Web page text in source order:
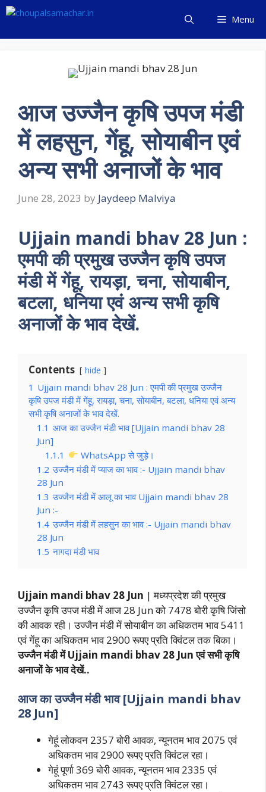
Skip
content
Menu
आज उज्जैन कृषि उपज मंडी
में लहसुन, गेंहू, सोयाबीन एवं
अन्य सभी अनाजों के भाव
June 28, 2023 by Jaydeep Malviya
Ujjain mandi bhav 28 Jun :
एमपी की प्रमुख उज्जैन कृषि उपज
मंडी में गेंहू, रायड़ा, चना, सोयाबीन,
बटला, धनिया एवं अन्य सभी कृषि
अनाजों के भाव देखें.
Contents hide
1 Ujjain mandi bhav 28 Jun : एमपी की प्रमुख उज्जैन
कृषि उपज मंडी में गेंहू, रायड़ा, चना, सोयाबीन, बटला, धनिया एवं अन्य
सभी कृषि अनाजों के भाव देखें.
1.1 आज का उज्जैन मंडी भाव [Ujjain mandi bhav 28
Jun]
1.1.1
WhatsApp से जुड़े।
1.2 उज्जैन मंडी में प्याज का भाव :- Ujjain mandi bhav
28 Jun
1.3 उज्जैन मंडी में आलू का भाव Ujjain mandi bhav 28
Jun :-
1.4 उज्जैन मंडी में लहसुन का भाव :- Ujjain mandi bhav
28 Jun
1.5 नागदा मंडी भाव
Ujjain mandi bhav 28 Jun | मध्यप्रदेश की प्रमुख
उज्जैन कृषि उपज मंडी में आज 28 Jun को 7478 बोरी कृषि जिंसो
की आवक रही। उज्जैन मंडी में सोयाबीन का अधिकतम भाव 5411
एवं गेंहू का अधिकतम भाव 2900 रूपए प्रति क्विंटल तक बिका।
उज्जैन मंडी मेंUjjain mandi bhav 28 Junएवं सभी कृषि
अनाजों के भाव देखें..
आज काउज्जैनमंडी भाव [Ujjain mandi bhav
28 Jun]
गेहूं लोकवन 2357 बोरी आवक, न्यूनतम भाव 2075 एवं
अधिकतम भाव 2900 रूपए प्रति क्विंटल रहा।
गेहूं पूर्णा 369 बोरी आवक, न्यूनतम भाव 2335 एवं
अधिकतम भाव 2743 रूपए प्रति क्विंटल रहा।